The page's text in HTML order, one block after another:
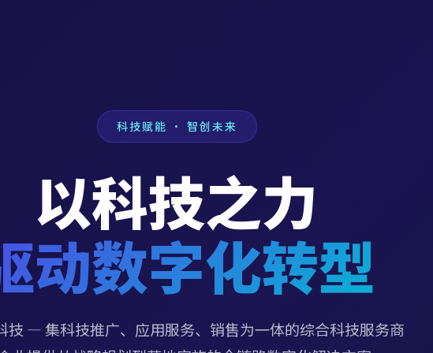
科技赋能 · 智创未来
以科技之力
动数字化转型
技 — 集科技推广、应用服务、销售为一体的综合科技服务商